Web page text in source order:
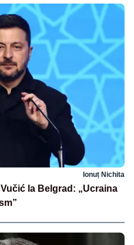
Ionuț Nichita
la Belgrad: „Ucraina